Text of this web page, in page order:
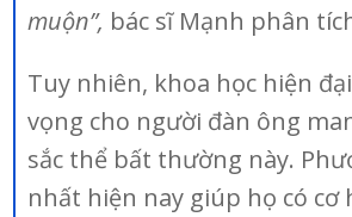
muộn”, bác sĩ Mạnh phân
Tuy nhiên, khoa học hiện
vọng cho người đàn ông
sắc thể bất thường này.
nhất hiện nay giúp họ có cơ